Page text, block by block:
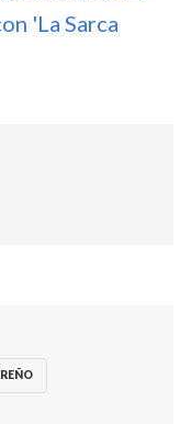
'La Sarca